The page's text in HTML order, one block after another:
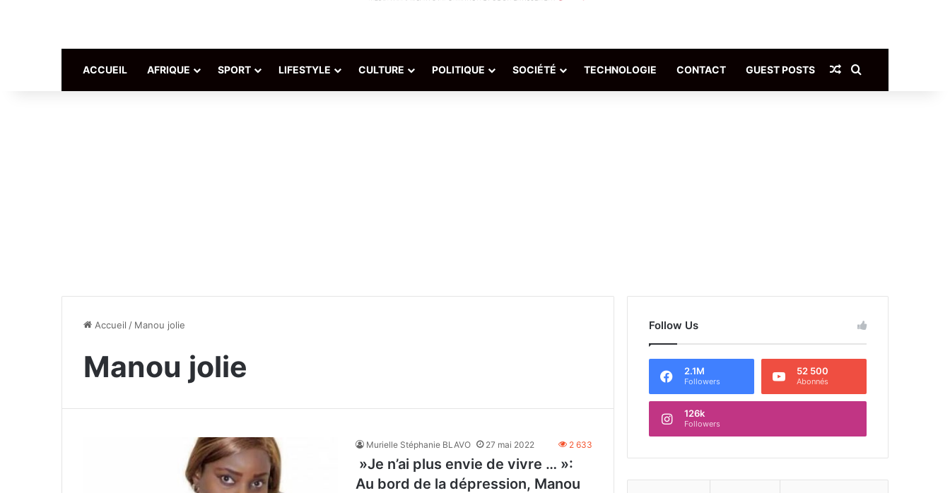
ACCUEIL AFRIQUE SPORT LIFESTYLE CULTURE POLITIQUE SOCIÉTÉ TECHNOLOGIE CONTACT GUEST POSTS Article Aléatoire
Accueil / Manou jolie
Manou jolie
Murielle Stéphanie BLAVO 27 mai 2022 2 633
»Je n’ai plus envie de vivre … »:
Au bord de la dépression, Manou
Follow Us
2.1M
Followers
52 500
Abonnés
126k
Followers